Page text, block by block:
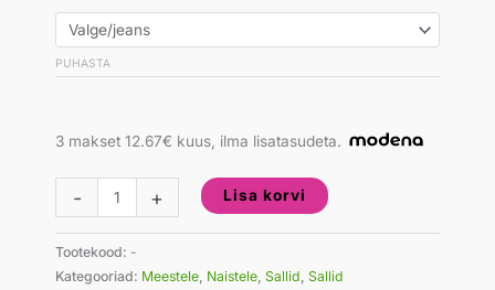
PUHASTA
3 makset 12.67€ kuus, ilma lisatasudeta.
- + Lisa korvi
Tootekood: -
Kategooriad: Meestele Naistele Sallid Sallid